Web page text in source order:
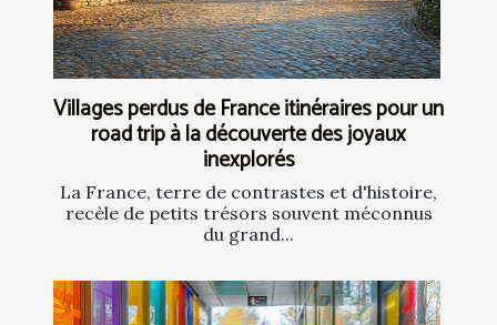
Villages perdus de France itinéraires pour un
road trip à la découverte des joyaux
inexplorés
La France, terre de contrastes et d'histoire,
recèle de petits trésors souvent méconnus
du grand...